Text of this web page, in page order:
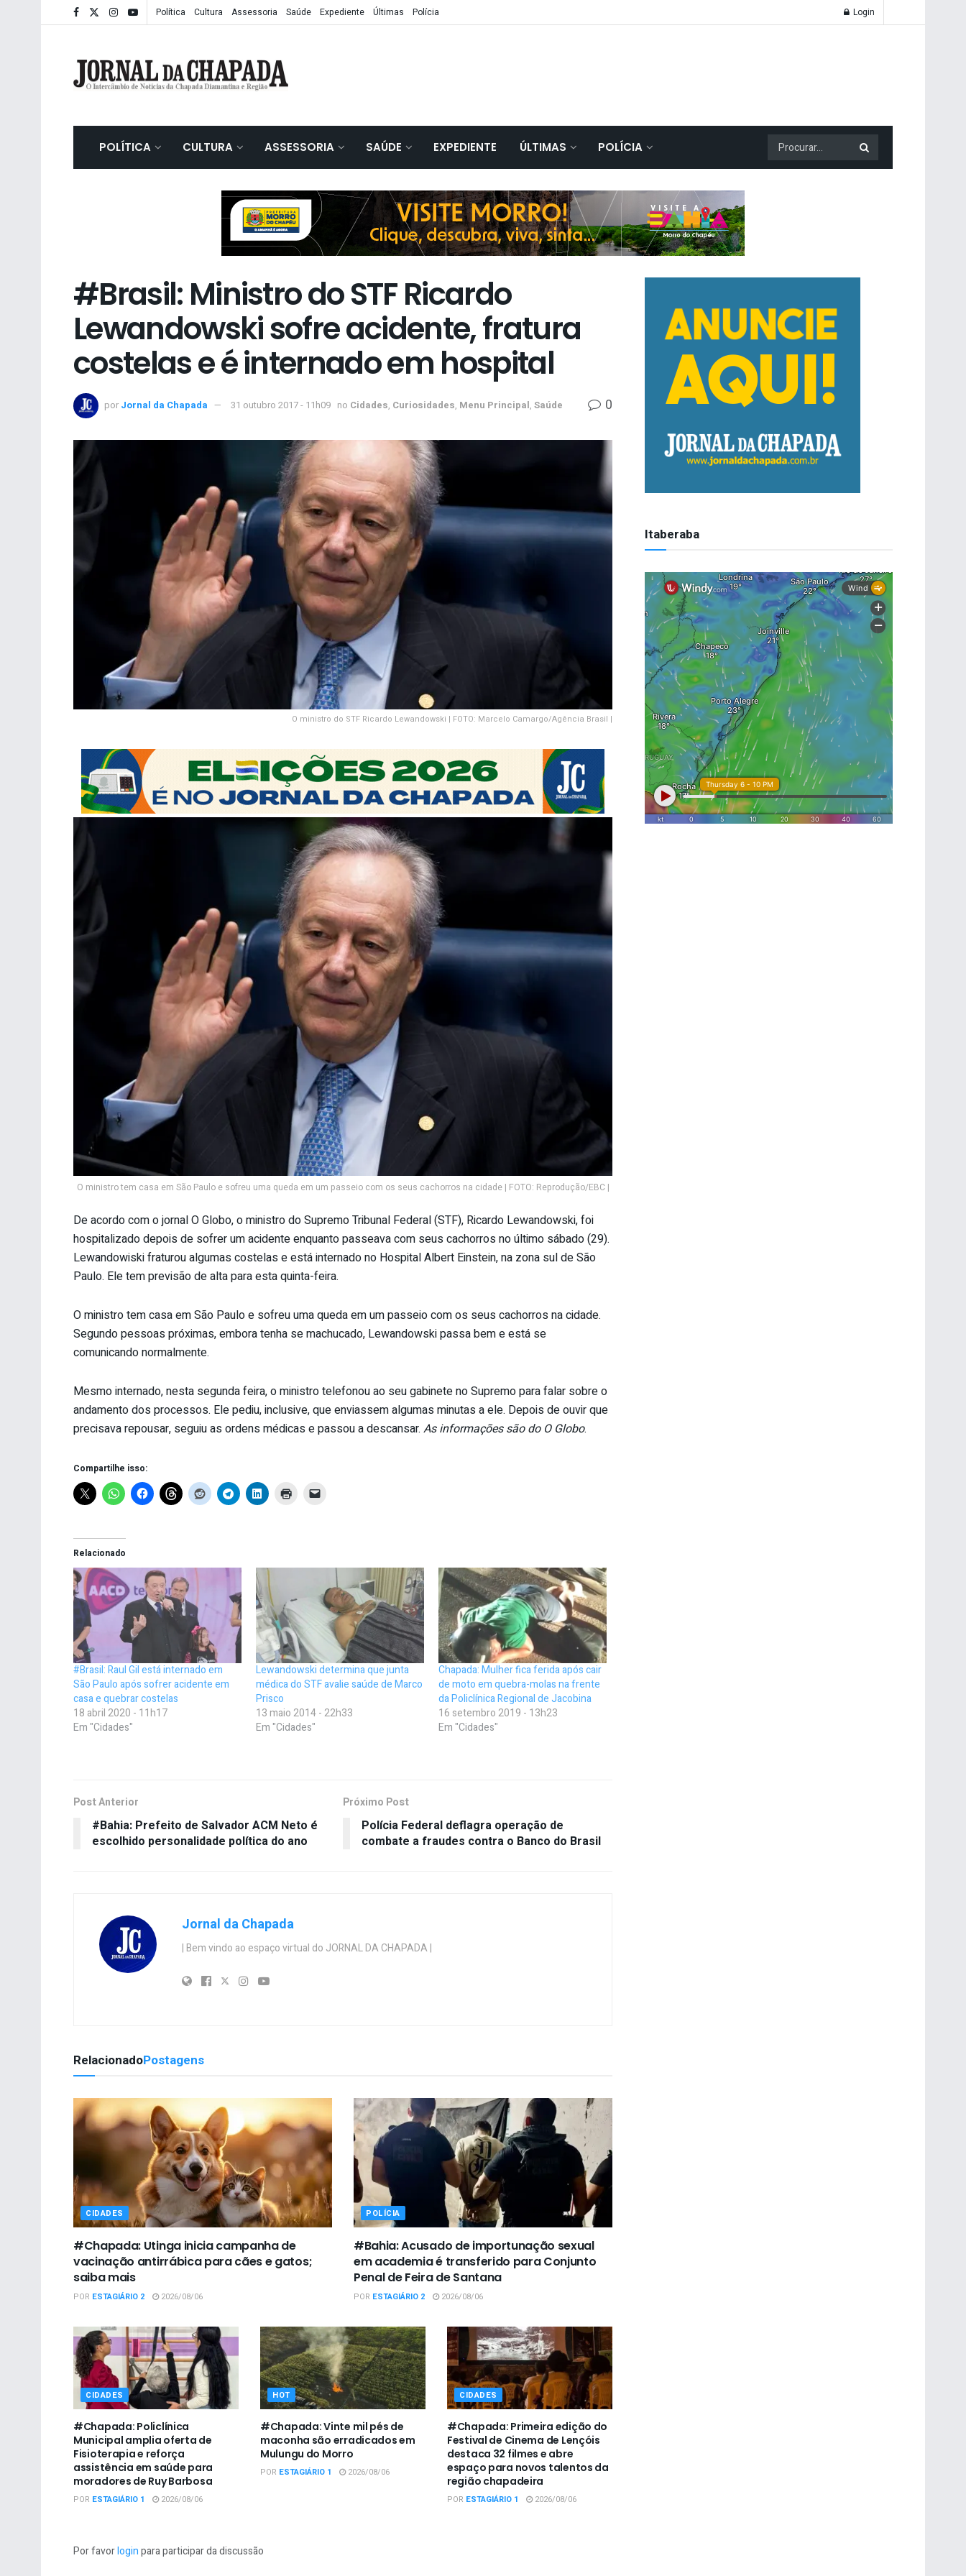
Política Cultura Assessoria Saúde Expediente Últimas Polícia Login
POLÍTICA CULTURA ASSESSORIA SAÚDE EXPEDIENTE ÚLTIMAS POLÍCIA
#Brasil: Ministro do STF Ricardo
Lewandowski sofre acidente, fratura
costelas e é internado em hospital
por Jornal da Chapada 31 outubro 2017 - 11h09 no Cidades, Curiosidades, Menu Principal, Saúde 0
O ministro do STF Ricardo Lewandowski | FOTO: Marcelo Camargo/Agência Brasil |
O ministro tem casa em São Paulo e sofreu uma queda em um passeio com os seus cachorros na cidade | FOTO: Reprodução/EBC |
De acordo com o jornal O Globo, o ministro do Supremo Tribunal Federal (STF), Ricardo Lewandowski, foi
hospitalizado depois de sofrer um acidente enquanto passeava com seus cachorros no último sábado (29).
Lewandowiski fraturou algumas costelas e está internado no Hospital Albert Einstein, na zona sul de São
Paulo. Ele tem previsão de alta para esta quinta-feira.
O ministro tem casa em São Paulo e sofreu uma queda em um passeio com os seus cachorros na cidade.
Segundo pessoas próximas, embora tenha se machucado, Lewandowski passa bem e está se
comunicando normalmente.
Mesmo internado, nesta segunda feira, o ministro telefonou ao seu gabinete no Supremo para falar sobre o
andamento dos processos. Ele pediu, inclusive, que enviassem algumas minutas a ele. Depois de ouvir que
precisava repousar, seguiu as ordens médicas e passou a descansar. As informações são do O Globo.
Compartilhe isso:
Relacionado
#Brasil: Raul Gil está internado em
São Paulo após sofrer acidente em
casa e quebrar costelas
18 abril 2020 - 11h17
Em "Cidades"
Lewandowski determina que junta
médica do STF avalie saúde de Marco
Prisco
13 maio 2014 - 22h33
Em "Cidades"
Chapada: Mulher fica ferida após cair
de moto em quebra-molas na frente
da Policlínica Regional de Jacobina
16 setembro 2019 - 13h23
Em "Cidades"
Post Anterior
#Bahia: Prefeito de Salvador ACM Neto é
escolhido personalidade política do ano
Próximo Post
Polícia Federal deflagra operação de
combate a fraudes contra o Banco do Brasil
Jornal da Chapada
| Bem vindo ao espaço virtual do JORNAL DA CHAPADA |
RelacionadoPostagens
CIDADES
#Chapada: Utinga inicia campanha de
vacinação antirrábica para cães e gatos;
saiba mais
POR ESTAGIÁRIO 2 2026/08/06
POLÍCIA
#Bahia: Acusado de importunação sexual
em academia é transferido para Conjunto
Penal de Feira de Santana
POR ESTAGIÁRIO 2 2026/08/06
CIDADES
#Chapada: Policlínica
Municipal amplia oferta de
Fisioterapia e reforça
assistência em saúde para
moradores de Ruy Barbosa
POR ESTAGIÁRIO 1 2026/08/06
HOT
#Chapada: Vinte mil pés de
maconha são erradicados em
Mulungu do Morro
POR ESTAGIÁRIO 1 2026/08/06
CIDADES
#Chapada: Primeira edição do
Festival de Cinema de Lençóis
destaca 32 filmes e abre
espaço para novos talentos da
região chapadeira
POR ESTAGIÁRIO 1 2026/08/06
Por favorloginpara participar da discussão
Itaberaba